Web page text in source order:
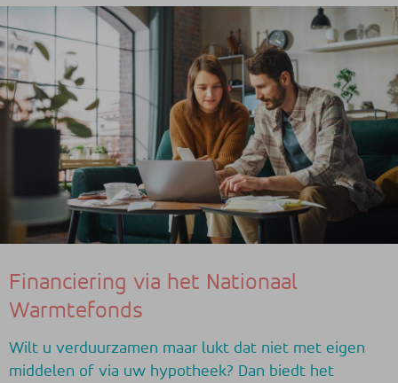
Financiering via het Nationaal
Warmtefonds
Wilt u verduurzamen maar lukt dat niet met eigen
middelen of via uw hypotheek? Dan biedt het